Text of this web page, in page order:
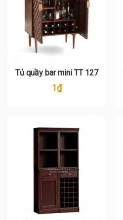
Tủ quầy bar mini TT 127
1₫